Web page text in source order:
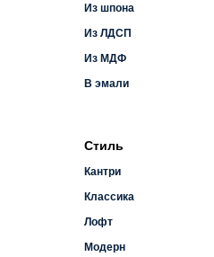
Из шпона
Из ЛДСП
Из МДФ
В эмали
Стиль
Кантри
Классика
Лофт
Модерн